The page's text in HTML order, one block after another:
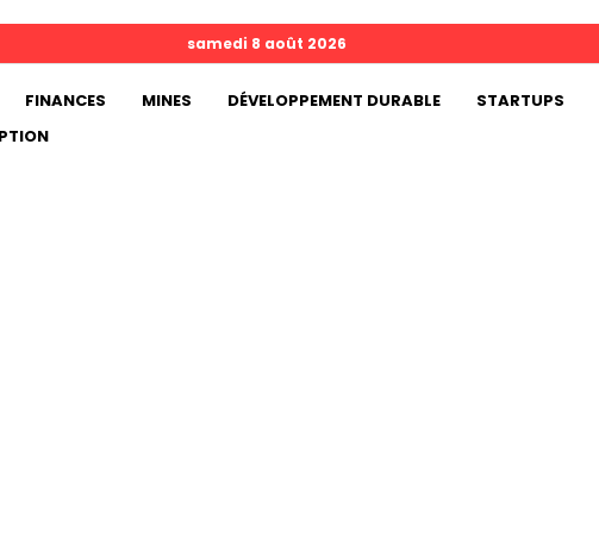
samedi 8 août 2026
FINANCES MINES DÉVELOPPEMENT DURABLE STARTUPS